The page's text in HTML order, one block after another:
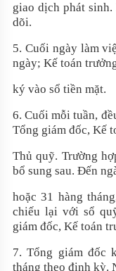
giao dịch phát sinh.
dõi.
5. Cuối ngày làm
ngày; Kế toán
ký vào sổ tiền mặt.
6. Cuối mỗi tuần,
Tổng giám đốc, Kế
Thủ quỹ. Trường
bổ sung sau. Đến
hoặc 31 hàng
chiếu lại với sổ
giám đốc, Kế toán
7. Tổng giám đốc
tháng theo định kỳ.